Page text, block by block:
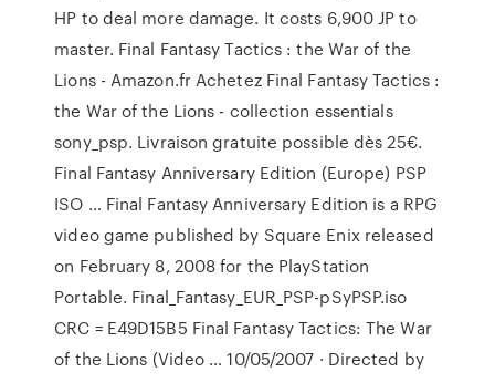
HP to deal more damage. It costs 6,900 JP to
master. Final Fantasy Tactics : the War of the
Lions - Amazon.fr Achetez Final Fantasy Tactics :
the War of the Lions - collection essentials
sony_psp. Livraison gratuite possible dès 25€.
Final Fantasy Anniversary Edition (Europe) PSP
ISO … Final Fantasy Anniversary Edition is a RPG
video game published by Square Enix released
on February 8, 2008 for the PlayStation
Portable. Final_Fantasy_EUR_PSP-pSyPSP.iso
CRC = E49D15B5 Final Fantasy Tactics: The War
of the Lions (Video … 10/05/2007 · Directed by